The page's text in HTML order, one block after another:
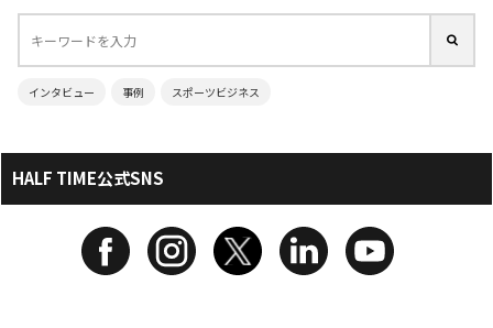
インタビュー 事例 スポーツビジネス
HALF TIME公式SNS